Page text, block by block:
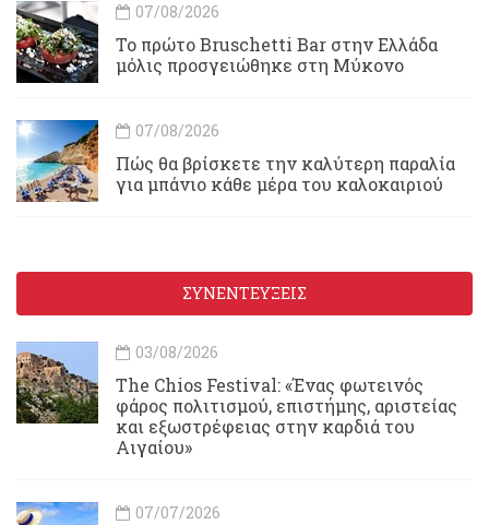
07/08/2026
Το πρώτο Bruschetti Bar στην Ελλάδα
μόλις προσγειώθηκε στη Μύκονο
07/08/2026
Πώς θα βρίσκετε την καλύτερη παραλία
για μπάνιο κάθε μέρα του καλοκαιριού
ΣΥΝΕΝΤΕΥΞΕΙΣ
03/08/2026
Τhe Chios Festival: «Ένας φωτεινός
φάρος πολιτισμού, επιστήμης, αριστείας
και εξωστρέφειας στην καρδιά του
Αιγαίου»
07/07/2026